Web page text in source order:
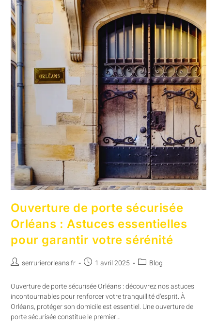
Ouverture de porte sécurisée
Orléans : Astuces essentielles
pour garantir votre sérénité
serrurierorleans.fr 1 avril 2025 Blog
Ouverture de porte sécurisée Orléans : découvrez nos astuces
incontournables pour renforcer votre tranquillité d'esprit. À
Orléans, protéger son domicile est essentiel. Une ouverture de
porte sécurisée constitue le premier…